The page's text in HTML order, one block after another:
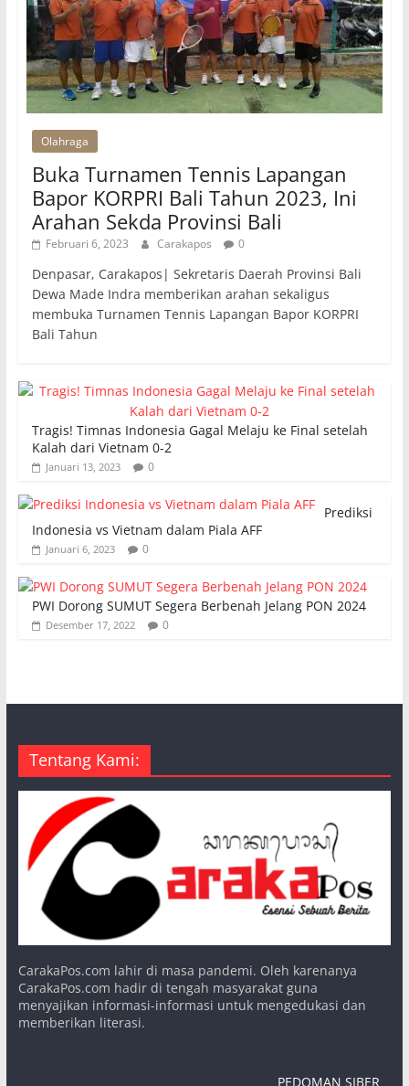
Olahraga
Buka Turnamen Tennis Lapangan
Bapor KORPRI Bali Tahun 2023, Ini
Arahan Sekda Provinsi Bali
Februari 6, 2023 Carakapos 0
Denpasar, Carakapos| Sekretaris Daerah Provinsi Bali
Dewa Made Indra memberikan arahan sekaligus
membuka Turnamen Tennis Lapangan Bapor KORPRI
Bali Tahun
Tragis! Timnas Indonesia Gagal Melaju ke Final setelah
Kalah dari Vietnam 0-2
Januari 13, 2023 0
Prediksi
Indonesia vs Vietnam dalam Piala AFF
Januari 6, 2023 0
PWI Dorong SUMUT Segera Berbenah Jelang PON 2024
Desember 17, 2022 0
Tentang Kami:
CarakaPos.com lahir di masa pandemi. Oleh karenanya
CarakaPos.com hadir di tengah masyarakat guna
menyajikan informasi-informasi untuk mengedukasi dan
memberikan literasi.
PEDOMAN SIBER